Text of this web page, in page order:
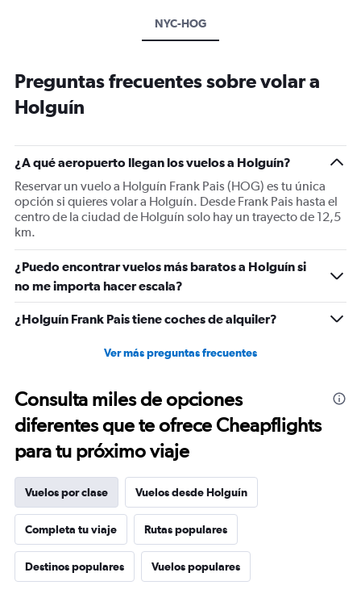
NYC-HOG
Preguntas frecuentes sobre volar a
Holguín
¿A qué aeropuerto llegan los vuelos a Holguín?
Reservar un vuelo a Holguín Frank Pais (HOG) es tu única
opción si quieres volar a Holguín. Desde Frank Pais hasta el
centro de la ciudad de Holguín solo hay un trayecto de 12,5
km.
¿Puedo encontrar vuelos más baratos a Holguín si
no me importa hacer escala?
¿Holguín Frank Pais tiene coches de alquiler?
Ver más preguntas frecuentes
Consulta miles de opciones
diferentes que te ofrece Cheapflights
para tu próximo viaje
Vuelos por clase Vuelos desde Holguín
Completa tu viaje Rutas populares
Destinos populares Vuelos populares